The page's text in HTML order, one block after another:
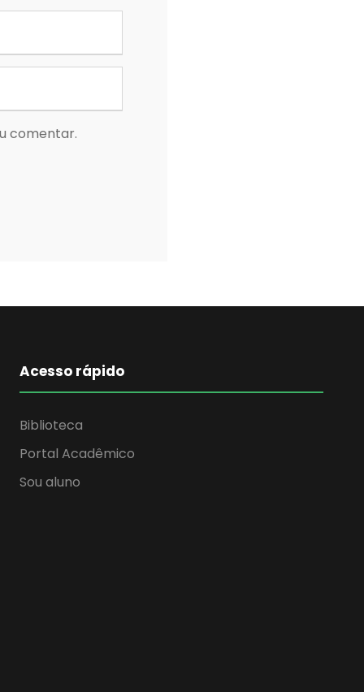
comentar.
Acesso rápido
Biblioteca
Portal Acadêmico
Sou aluno